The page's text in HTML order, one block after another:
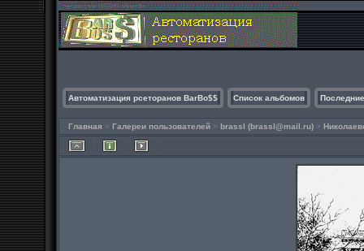
Автоматизация рсеторанов BarBo$$ Список альбомов
Главная > Галереи пользователей > brassl (brassl@mail.ru) >